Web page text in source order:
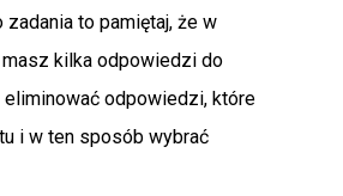
to pamiętaj, że w
kilka odpowiedzi do
odpowiedzi, które
i w ten sposób wybrać